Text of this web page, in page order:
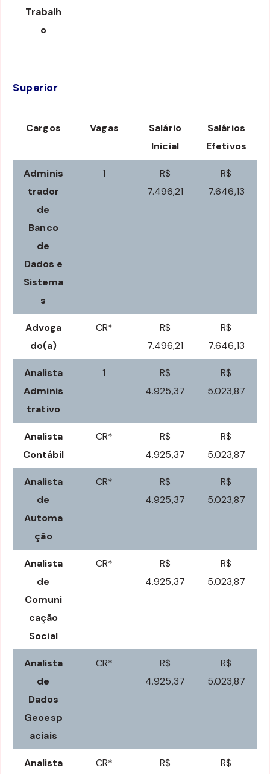
Trabalh
o
Superior
Cargos Vagas
Salário
Inicial
Salários
Efetivos
Adminis
trador
de
Banco
de
Dados e
Sistema
s
1
R$
7.496,21
R$
7.646,13
Advoga
do(a)
CR*
R$
7.496,21
R$
7.646,13
Analista
Adminis
trativo
1
R$
4.925,37
R$
5.023,87
Analista
Contábil
CR*
R$
4.925,37
R$
5.023,87
Analista
de
Automa
ção
CR*
R$
4.925,37
R$
5.023,87
Analista
de
Comuni
cação
Social
CR*
R$
4.925,37
R$
5.023,87
Analista
de
Dados
Geoesp
aciais
CR*
R$
4.925,37
R$
5.023,87
Analista
CR*
R$
R$